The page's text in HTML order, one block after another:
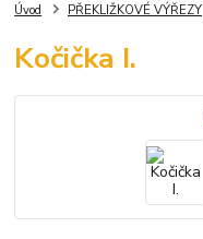
Úvod PŘEKLIŽKOVÉ VÝŘEZY
Kočička I.